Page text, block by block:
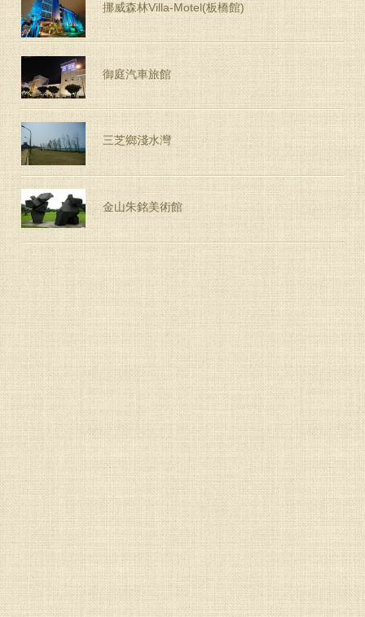
挪威森林Villa-Motel(板橋館)
御庭汽車旅館
三芝鄉淺水灣
金山朱銘美術館